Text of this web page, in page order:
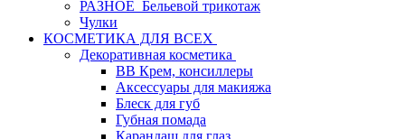
РАЗНОЕ_Бельевой трикотаж
Чулки
КОСМЕТИКА ДЛЯ ВСЕХ
Декоративная косметика
BB Крем, консиллеры
Аксессуары для макияжа
Блеск для губ
Губная помада
Карандаш для глаз